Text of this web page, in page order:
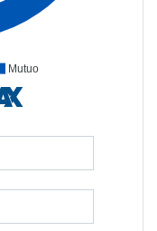
Mutuo